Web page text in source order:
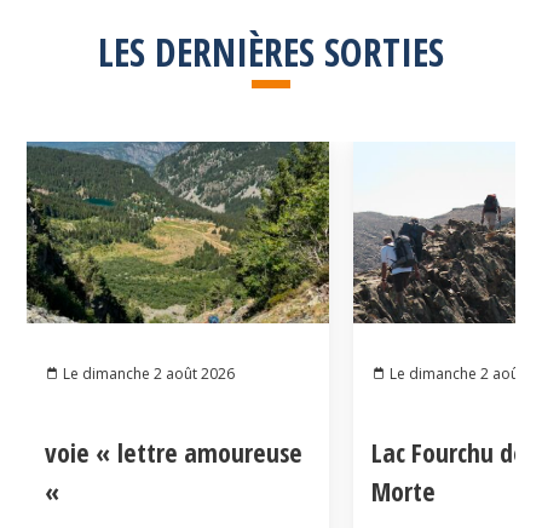
LES DERNIÈRES SORTIES
Le dimanche 2 août 2026
voie « lettre amoureuse
«
Le dimanche 2 août
Lac Fourchu
Morte